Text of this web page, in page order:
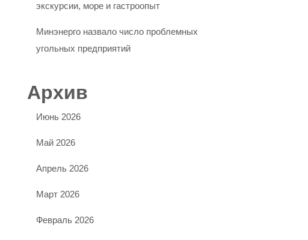
экскурсии, море и гастроопыт
Минэнерго назвало число проблемных
угольных предприятий
Архив
Июнь 2026
Май 2026
Апрель 2026
Март 2026
Февраль 2026